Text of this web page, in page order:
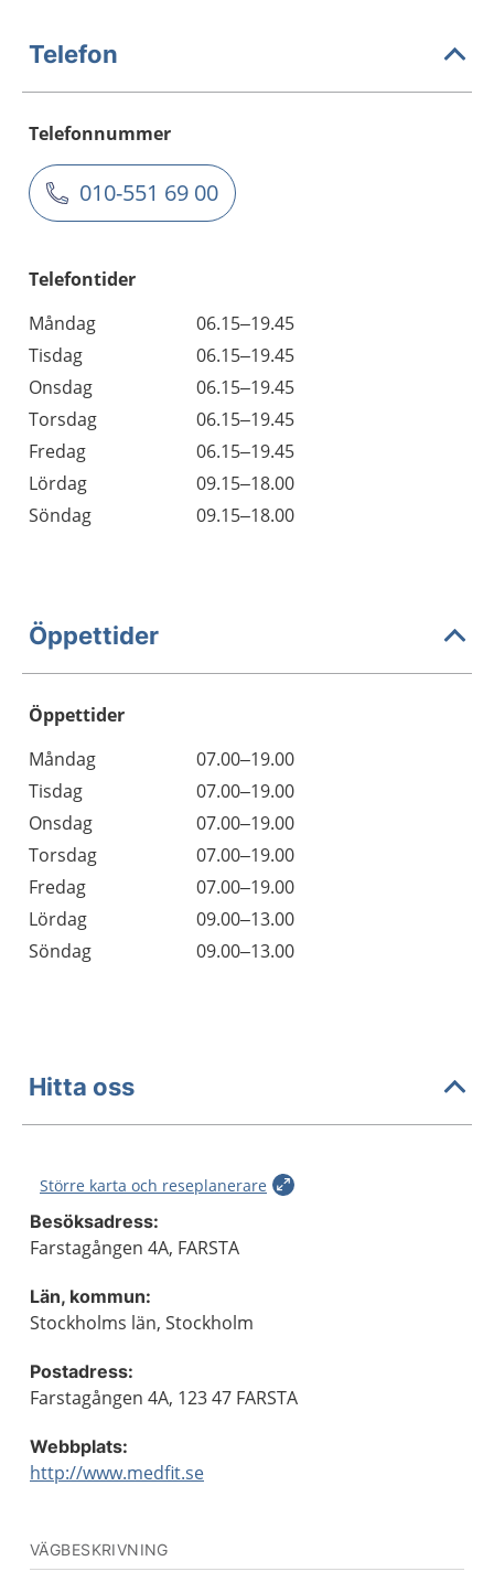
Telefon
Telefonnummer
010-551 69 00
Telefontider
Måndag
06.15–19.45
Tisdag
06.15–19.45
Onsdag
06.15–19.45
Torsdag
06.15–19.45
Fredag
06.15–19.45
Lördag
09.15–18.00
Söndag
09.15–18.00
Öppettider
Öppettider
Dag
Öppettider
Kommentarer
Måndag
07.00–19.00
Tisdag
07.00–19.00
Onsdag
07.00–19.00
Torsdag
07.00–19.00
Fredag
07.00–19.00
Lördag
09.00–13.00
Söndag
09.00–13.00
Hitta oss
Större karta och reseplanerare
Besöksadress:
Farstagången 4A, FARSTA
Län, kommun:
Stockholms län, Stockholm
Postadress:
Farstagången 4A, 123 47 FARSTA
Webbplats:
http://www.medfit.se
VÄGBESKRIVNING